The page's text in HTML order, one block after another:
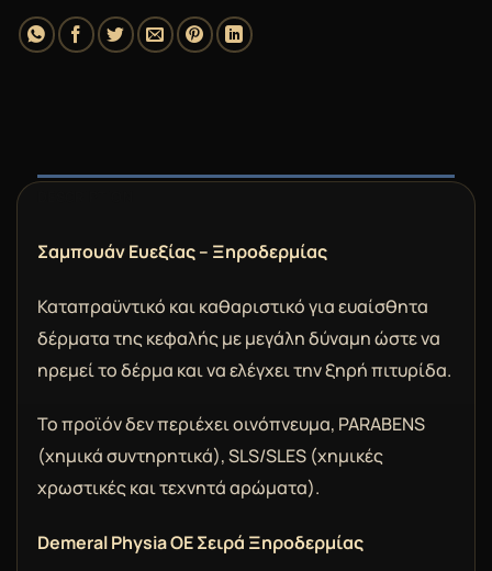
Σαμπουάν Ευεξίας – Ξηροδερμίας
Καταπραϋντικό και καθαριστικό για ευαίσθητα
δέρματα της κεφαλής με μεγάλη δύναμη ώστε να
ηρεμεί το δέρμα και να ελέγχει την ξηρή πιτυρίδα.
Το προϊόν δεν περιέχει οινόπνευμα, PARABENS
(χημικά συντηρητικά), SLS/SLES (χημικές
χρωστικές και τεχνητά αρώματα).
Demeral Physia OE Σειρά Ξηροδερμίας